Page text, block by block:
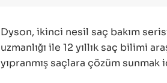
Dyson, ikinci nesil saç bakım
uzmanlığı ile 12 yıllık saç bilimi
yıpranmış saçlara çözüm